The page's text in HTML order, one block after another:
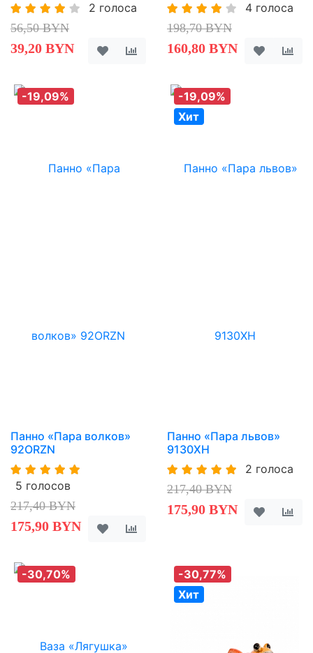
2 голоса
56,50 BYN
39,20 BYN
4 голоса
198,70 BYN
160,80 BYN
-19,09%
Панно «Пара волков»
92ORZN
5 голосов
217,40 BYN
175,90 BYN
-19,09%
Хит
Панно «Пара львов»
9130XH
2 голоса
217,40 BYN
175,90 BYN
-30,70%
-30,77%
Хит